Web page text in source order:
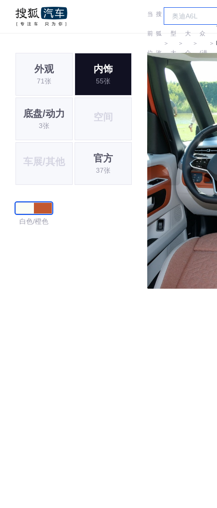
当
前
位
置:
搜
狐
汽
＞
车
型
大
全
＞
大
众
＞
众
(进
＞
外观
71张
内饰
55张
底盘/动力
3张
空间
车展/其他 官方
37张
白色/橙色